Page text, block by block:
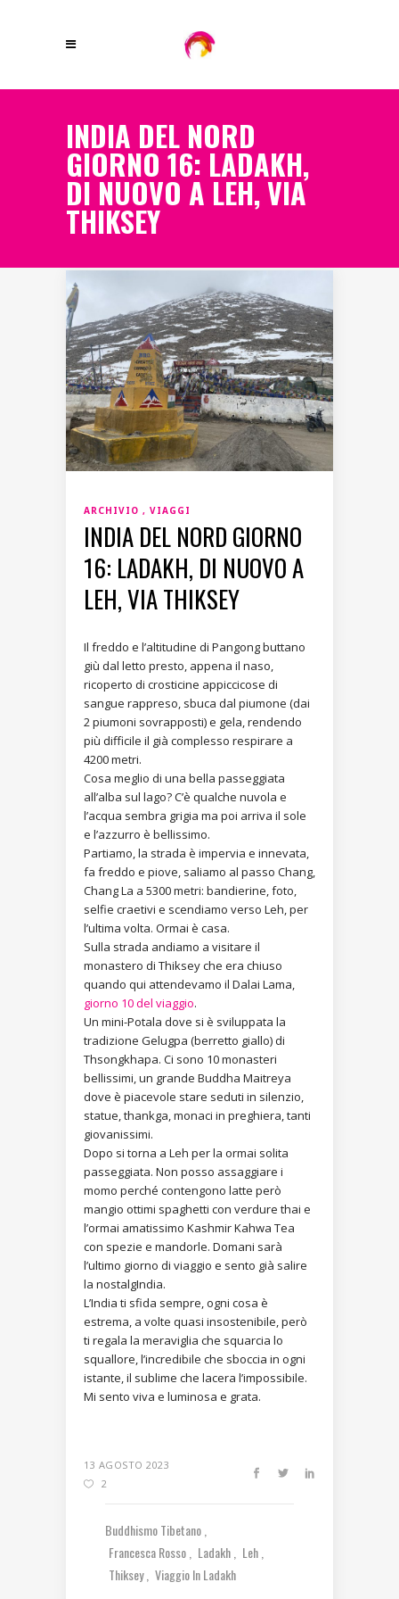
INDIA DEL NORD
GIORNO 16: LADAKH,
DI NUOVO A LEH, VIA
THIKSEY
ARCHIVIO VIAGGI
INDIA DEL NORD GIORNO
16: LADAKH, DI NUOVO A
LEH, VIA THIKSEY
Il freddo e l’altitudine di Pangong buttano
giù dal letto presto, appena il naso,
ricoperto di crosticine appiccicose di
sangue rappreso, sbuca dal piumone (dai
2 piumoni sovrapposti) e gela, rendendo
più difficile il già complesso respirare a
4200 metri.
Cosa meglio di una bella passeggiata
all’alba sul lago? C’è qualche nuvola e
l’acqua sembra grigia ma poi arriva il sole
e l’azzurro è bellissimo.
Partiamo, la strada è impervia e innevata,
fa freddo e piove, saliamo al passo Chang,
Chang La a 5300 metri: bandierine, foto,
selfie craetivi e scendiamo verso Leh, per
l’ultima volta. Ormai è casa.
Sulla strada andiamo a visitare il
monastero di Thiksey che era chiuso
quando qui attendevamo il Dalai Lama,
giorno 10 del viaggio.
Un mini-Potala dove si è sviluppata la
tradizione Gelugpa (berretto giallo) di
Thsongkhapa. Ci sono 10 monasteri
bellissimi, un grande Buddha Maitreya
dove è piacevole stare seduti in silenzio,
statue, thankga, monaci in preghiera, tanti
giovanissimi.
Dopo si torna a Leh per la ormai solita
passeggiata. Non posso assaggiare i
momo perché contengono latte però
mangio ottimi spaghetti con verdure thai e
l’ormai amatissimo Kashmir Kahwa Tea
con spezie e mandorle. Domani sarà
l’ultimo giorno di viaggio e sento già salire
la nostalgIndia.
L’India ti sfida sempre, ogni cosa è
estrema, a volte quasi insostenibile, però
ti regala la meraviglia che squarcia lo
squallore, l’incredibile che sboccia in ogni
istante, il sublime che lacera l’impossibile.
Mi sento viva e luminosa e grata.
13 AGOSTO 2023
2
Buddhismo Tibetano
Francesca Rosso
Ladakh
Leh
Thiksey Viaggio In Ladakh